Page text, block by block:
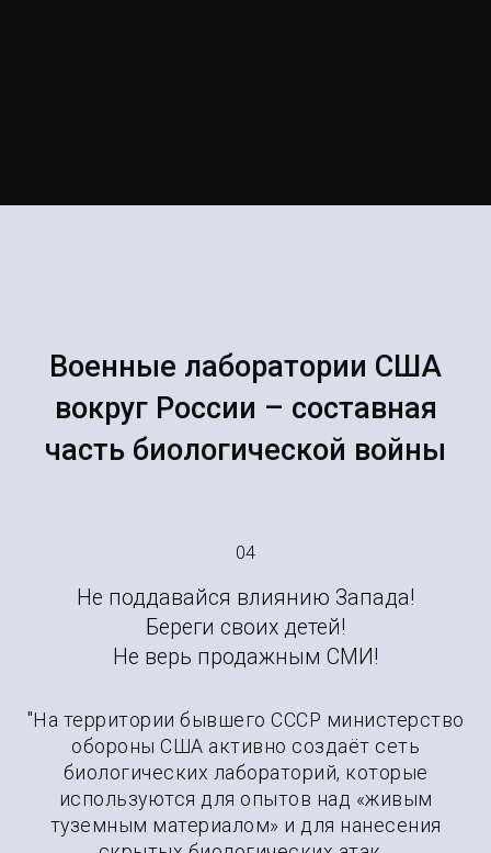
Военные лаборатории США
вокруг России – составная
часть биологической войны
04
Не поддавайся влиянию Запада!
Береги своих детей!
Не верь продажным СМИ!
"На территории бывшего СССР министерство
обороны США активно создаёт сеть
биологических лабораторий, которые
используются для опытов над «живым
туземным материалом» и для нанесения